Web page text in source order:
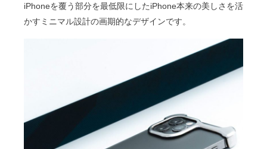
iPhoneを覆う部分を最低限にしたiPhone本来の美しさを活
かすミニマル設計の画期的なデザインです。